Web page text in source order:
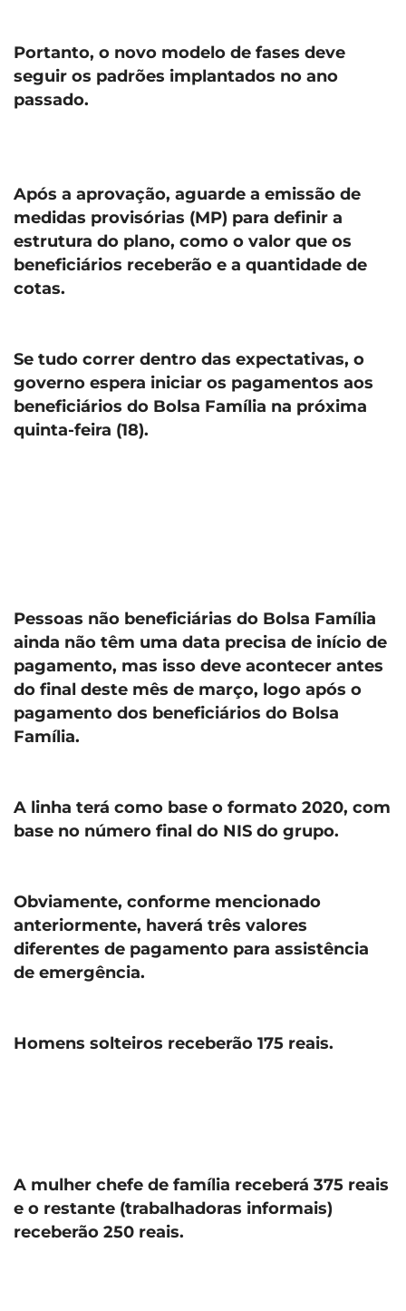
Portanto, o novo modelo de fases deve
seguir os padrões implantados no ano
passado.
Após a aprovação, aguarde a emissão de
medidas provisórias (MP) para definir a
estrutura do plano, como o valor que os
beneficiários receberão e a quantidade de
cotas.
Se tudo correr dentro das expectativas, o
governo espera iniciar os pagamentos aos
beneficiários do Bolsa Família na próxima
quinta-feira (18).
Pessoas não beneficiárias do Bolsa Família
ainda não têm uma data precisa de início de
pagamento, mas isso deve acontecer antes
do final deste mês de março, logo após o
pagamento dos beneficiários do Bolsa
Família.
A linha terá como base o formato 2020, com
base no número final do NIS do grupo.
Obviamente, conforme mencionado
anteriormente, haverá três valores
diferentes de pagamento para assistência
de emergência.
Homens solteiros receberão 175 reais.
A mulher chefe de família receberá 375 reais
e o restante (trabalhadoras informais)
receberão 250 reais.